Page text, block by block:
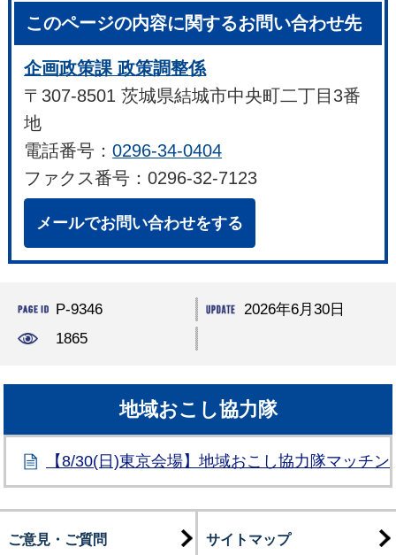
このページの内容に関するお問い合わせ先
企画政策課 政策調整係
〒307-8501 茨城県結城市中央町二丁目3番
地
電話番号：0296-34-0404
ファクス番号：0296-32-7123
メールでお問い合わせをする
P-9346
2026年6月30日
1865
地域おこし協力隊
【8/30(日)東京会場】地域おこし協力隊マッチ
ご意見・ご質問 サイトマップ